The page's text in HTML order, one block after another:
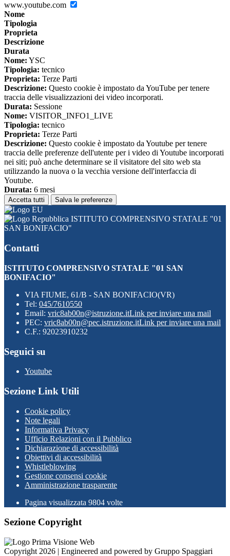
www.youtube.com
Nome
Tipologia
Proprieta
Descrizione
Durata
Nome: YSC
Tipologia: tecnico
Proprieta: Terze Parti
Descrizione: Questo cookie è impostato da YouTube per tenere
traccia delle visualizzazioni dei video incorporati.
Durata: Sessione
Nome: VISITOR_INFO1_LIVE
Tipologia: tecnico
Proprieta: Terze Parti
Descrizione: Questo cookie è impostato da Youtube per tenere
traccia delle preferenze dell'utente per i video di Youtube incorporati
nei siti; può anche determinare se il visitatore del sito web sta
utilizzando la nuova o la vecchia versione dell'interfaccia di
Youtube.
Durata: 6 mesi
Accetta tutti Salva le preferenze
ISTITUTO COMPRENSIVO STATALE "01
SAN BONIFACIO"
Contatti
ISTITUTO COMPRENSIVO STATALE "01 SAN
BONIFACIO"
VIA FIUME, 61/B - SAN BONIFACIO(VR)
Tel: 045/7610550
Email: vric8ab00n@istruzione.itLink per inviare una mail
PEC: vric8ab00n@pec.istruzione.itLink per inviare una mail
C.F.: 92023910232
Seguici su
Youtube
Sezione Link Utili
Cookie policy
Note legali
Informativa Privacy
Ufficio Relazioni con il Pubblico
Dichiarazione di accessibilità
Obiettivi di accessibilità
Whistleblowing
Gestione consensi cookie
Amministrazione trasparente
Pagina visualizzata 9804 volte
Sezione Copyright
Copyright 2026 | Engineered and powered by Gruppo Spaggiari